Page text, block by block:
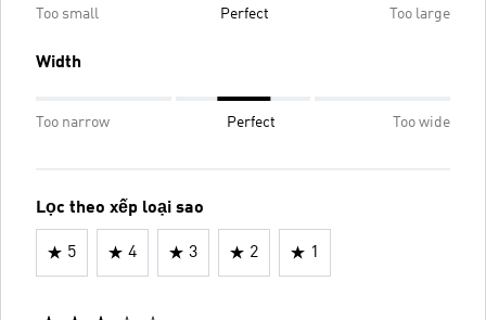
Too small Perfect Too large
Width
Too narrow Perfect Too wide
Lọc theo xếp loại sao
5 4 3 2 1